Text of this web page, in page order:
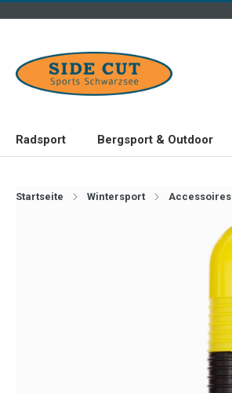
Radsport Bergsport & Outdoor
Startseite Wintersport Accessoires